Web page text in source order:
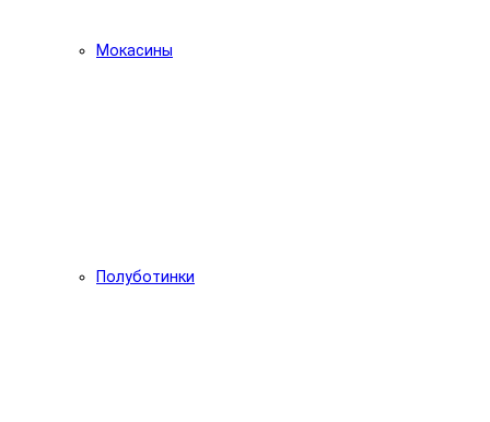
Мокасины
Полуботинки